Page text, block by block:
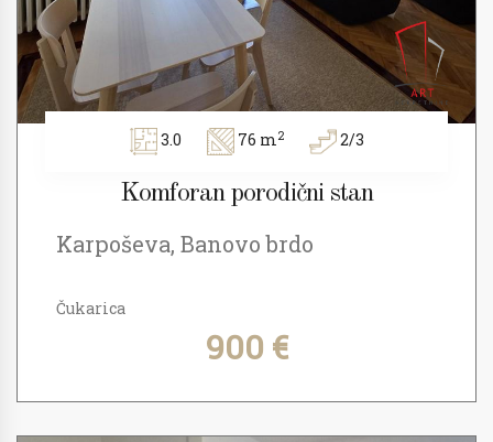
3.0 76 m2 2/3
Komforan porodični stan
Karpoševa, Banovo brdo
Čukarica
900 €